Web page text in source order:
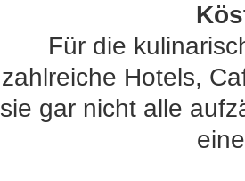
Für die
zahlreiche Hotels,
sie gar nicht alle